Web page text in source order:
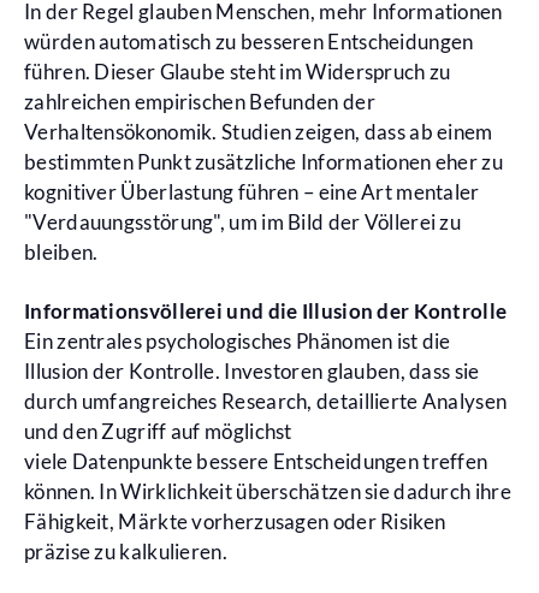
In der Regel glauben Menschen, mehr Informationen
würden automatisch zu besseren Entscheidungen
führen. Dieser Glaube steht im Widerspruch zu
zahlreichen empirischen Befunden der
Verhaltensökonomik. Studien zeigen, dass ab einem
bestimmten Punkt zusätzliche Informationen eher zu
kognitiver Überlastung führen – eine Art mentaler
"Verdauungsstörung", um im Bild der Völlerei zu
bleiben.
Informationsvöllerei und die Illusion der Kontrolle
Ein zentrales psychologisches Phänomen ist die
Illusion der Kontrolle. Investoren glauben, dass sie
durch umfangreiches Research, detaillierte Analysen
und den Zugriff auf möglichst
viele Datenpunkte bessere Entscheidungen treffen
können. In Wirklichkeit überschätzen sie dadurch ihre
Fähigkeit, Märkte vorherzusagen oder Risiken
präzise zu kalkulieren.